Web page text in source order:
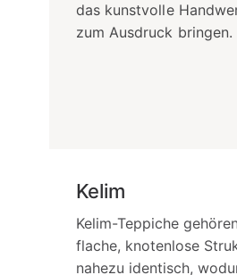
das kunstvolle
zum Ausdruck bringen.
Kelim
Kelim-Teppiche
flache, knotenlose
nahezu identisch,